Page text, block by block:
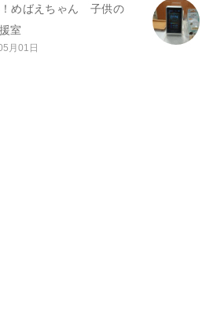
めばえちゃん 子供の
室
月01日